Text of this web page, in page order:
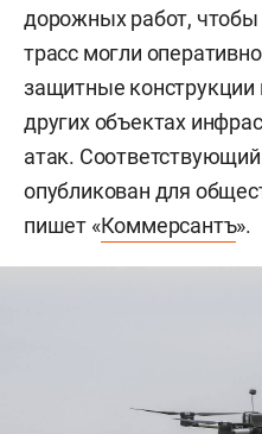
дорожных работ,
трасс могли
защитные конструкции
других объектах
атак.
опубликован для
пишет «Коммерсантъ».